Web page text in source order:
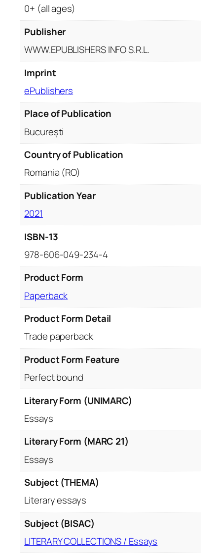
u
t
0+ (all ages)
Publisher
WWW.EPUBLISHERS INFO S.R.L.
Imprint
ePublishers
Place of Publication
București
Country of Publication
Romania (RO)
Publication Year
2021
ISBN-13
978-606-049-234-4
Product Form
Paperback
Product Form Detail
Trade paperback
Product Form Feature
Perfect bound
Literary Form (UNIMARC)
Essays
Literary Form (MARC 21)
Essays
Subject (THEMA)
Literary essays
Subject (BISAC)
LITERARY COLLECTIONS / Essays